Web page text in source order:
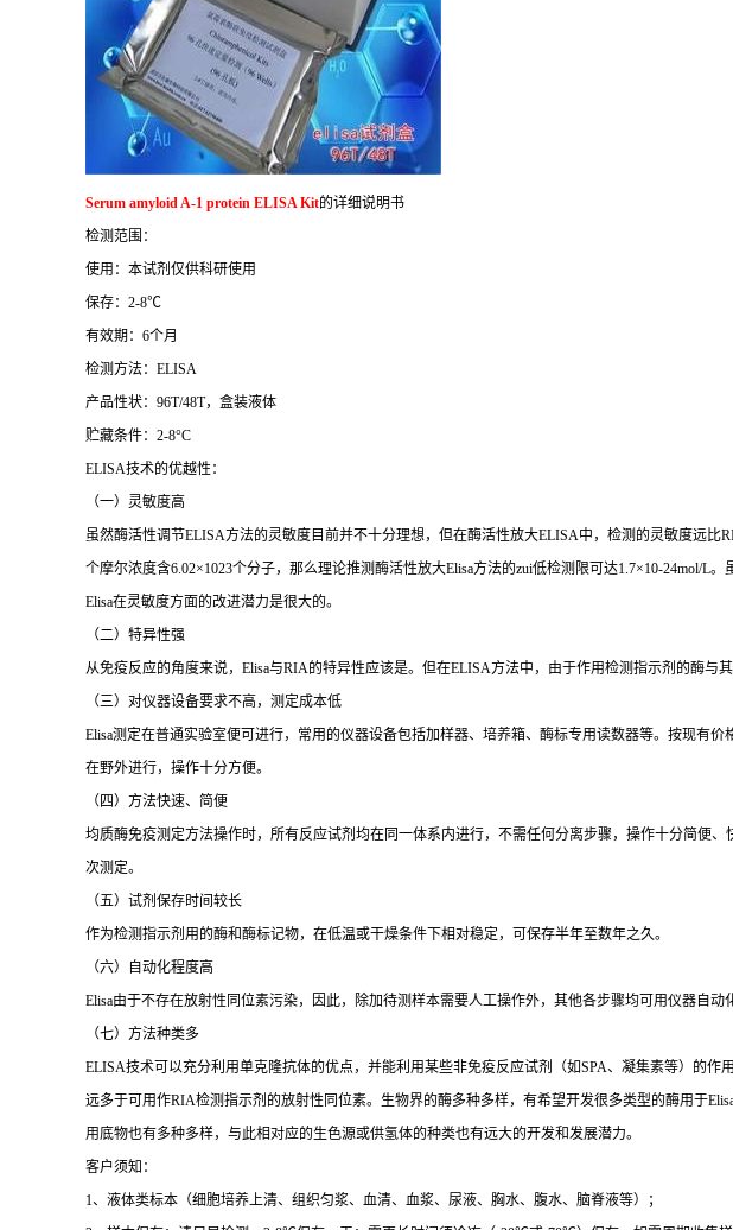
Serum amyloid A-1 protein ELISA Kit的详细说明书
检测范围：
使用：本试剂仅供科研使用
保存： 2-8℃
有效期： 6个月
检测方法： ELISA
产品性状： 96T/48T，盒装液体
贮藏条件： 2-8°C
ELISA技术的优越性：
（一）灵敏度高
虽然酶活性调节ELISA方法的灵敏度目前并不十分理想，但在酶活性放大ELISA中，检测的灵敏度远比
个摩尔浓度含6.02×1023个分子，那么理论推测酶活性放大Elisa方法的zui低检测限可达1.7×10-24mol/L。
Elisa在灵敏度方面的改进潜力是很大的。
（二）特异性强
从免疫反应的角度来说， Elisa与RIA的特异性应该是。但在ELISA方法中，由于作用检测指示剂的酶与
（三）对仪器设备要求不高，测定成本低
Elisa测定在普通实验室便可进行，常用的仪器设备包括加样器、培养箱、酶标专用读数器等。按现有价
在野外进行，操作十分方便。
（四）方法快速、简便
均质酶免疫测定方法操作时，所有反应试剂均在同一体系内进行，不需任何分离步骤，操作十分简便
次测定。
（五）试剂保存时间较长
作为检测指示剂用的酶和酶标记物，在低温或干燥条件下相对稳定，可保存半年至数年之久。
（六）自动化程度高
Elisa由于不存在放射性同位素污染，因此，除加待测样本需要人工操作外，其他各步骤均可用仪器自
（七）方法种类多
ELISA技术可以充分利用单克隆抗体的优点，并能利用某些非免疫反应试剂（如SPA、凝集素等）的作
远多于可用作RIA检测指示剂的放射性同位素。生物界的酶多种多样，有希望开发很多类型的酶用于
用底物也有多种多样，与此相对应的生色源或供氢体的种类也有远大的开发和发展潜力。
客户须知：
1、液体类标本（细胞培养上清、组织匀浆、血清、血浆、尿液、胸水、腹水、脑脊液等）；